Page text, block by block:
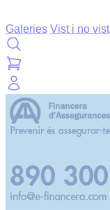
Galeries Vist i no vist